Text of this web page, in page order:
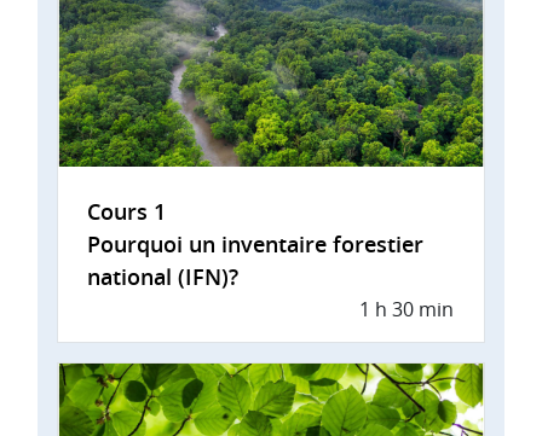
Cours 1
Pourquoi un inventaire forestier
national (IFN)?
1 h 30 min